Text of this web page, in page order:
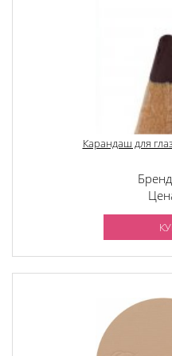
Карандаш для